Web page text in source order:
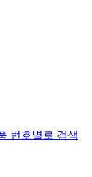
번호별로 검색